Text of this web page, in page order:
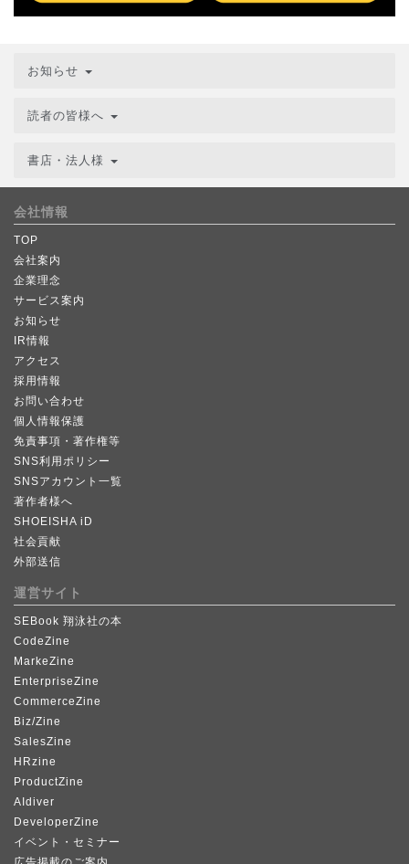
お知らせ
読者の皆様へ
書店・法人様
会社情報
TOP
会社案内
企業理念
サービス案内
お知らせ
IR情報
アクセス
採用情報
お問い合わせ
個人情報保護
免責事項・著作権等
SNS利用ポリシー
SNSアカウント一覧
著作者様へ
SHOEISHA iD
社会貢献
外部送信
運営サイト
SEBook 翔泳社の本
CodeZine
MarkeZine
EnterpriseZine
CommerceZine
Biz/Zine
SalesZine
HRzine
ProductZine
AIdiver
DeveloperZine
イベント・セミナー